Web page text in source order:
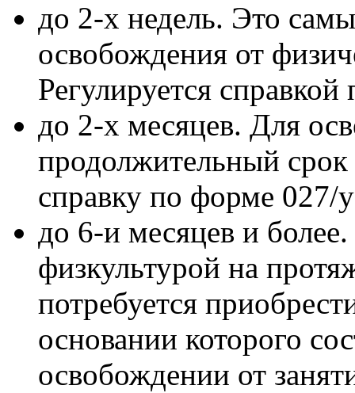
до 2-х недель. Это
освобождения от
Регулируется
до 2-х месяцев. Для
продолжительный срок
справку по форме 027/
до 6-и месяцев и
физкультурой на
потребуется
основании которого
освобождении от